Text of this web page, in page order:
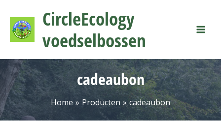
naar
CircleEcology
voedselbossen
cadeaubon
Home Producten cadeaubon